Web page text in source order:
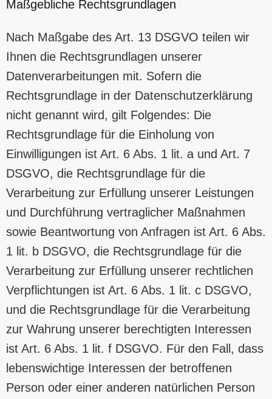
Maßgebliche Rechtsgrundlagen
Nach Maßgabe des Art. 13 DSGVO teilen wir
Ihnen die Rechtsgrundlagen unserer
Datenverarbeitungen mit. Sofern die
Rechtsgrundlage in der Datenschutzerklärung
nicht genannt wird, gilt Folgendes: Die
Rechtsgrundlage für die Einholung von
Einwilligungen ist Art. 6 Abs. 1 lit. a und Art. 7
DSGVO, die Rechtsgrundlage für die
Verarbeitung zur Erfüllung unserer Leistungen
und Durchführung vertraglicher Maßnahmen
sowie Beantwortung von Anfragen ist Art. 6 Abs.
1 lit. b DSGVO, die Rechtsgrundlage für die
Verarbeitung zur Erfüllung unserer rechtlichen
Verpflichtungen ist Art. 6 Abs. 1 lit. c DSGVO,
und die Rechtsgrundlage für die Verarbeitung
zur Wahrung unserer berechtigten Interessen
ist Art. 6 Abs. 1 lit. f DSGVO. Für den Fall, dass
lebenswichtige Interessen der betroffenen
Person oder einer anderen natürlichen Person